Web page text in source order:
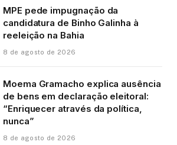
MPE pede impugnação da
candidatura de Binho Galinha à
reeleição na Bahia
8 de agosto de 2026
Moema Gramacho explica ausência
de bens em declaração eleitoral:
“Enriquecer através da política,
nunca”
8 de agosto de 2026